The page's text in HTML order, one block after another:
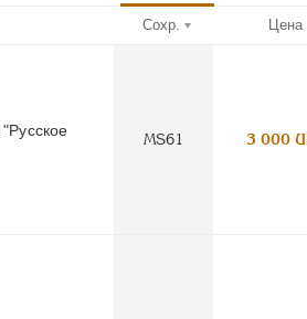
Сохр. Цена
MS61 3 000